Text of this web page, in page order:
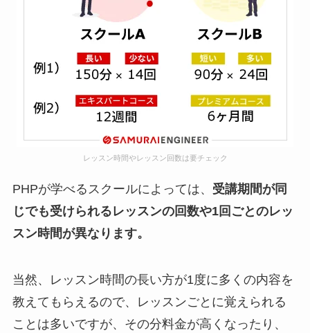
レッスン時間やレッスン回数は要チェック
PHPが学べるスクールによっては、 受講期間が同
じでも受けられるレッスンの回数や1回ごとのレッ
スン時間が異なります。
当然、レッスン時間の長い方が1度に多くの内容を
教えてもらえるので、レッスンごとに覚えられる
ことは多いですが、その分料金が高くなったり、